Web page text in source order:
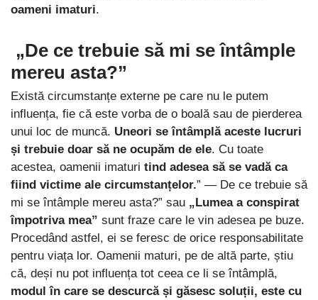
oameni imaturi.
„De ce trebuie să mi se întâmple
mereu asta?”
Există circumstanțe externe pe care nu le putem
influența, fie că este vorba de o boală sau de pierderea
unui loc de muncă. Uneori se întâmplă aceste lucruri
și trebuie doar să ne ocupăm de ele. Cu toate
acestea, oamenii imaturi tind adesea să se vadă ca
fiind victime ale circumstanțelor.” — De ce trebuie să
mi se întâmple mereu asta?” sau „Lumea a conspirat
împotriva mea” sunt fraze care le vin adesea pe buze.
Procedând astfel, ei se feresc de orice responsabilitate
pentru viața lor. Oamenii maturi, pe de altă parte, știu
că, deși nu pot influența tot ceea ce li se întâmplă,
modul în care se descurcă și găsesc soluții, este cu